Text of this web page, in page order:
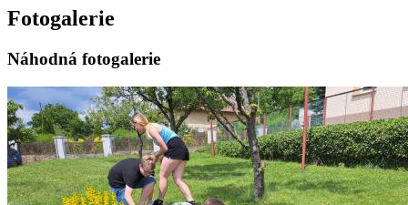
Fotogalerie
Náhodná fotogalerie